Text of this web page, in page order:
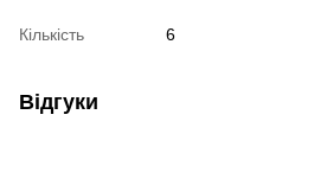
Кількість 6
Відгуки